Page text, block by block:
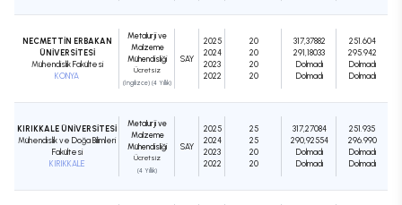
NECMETTİN ERBAKAN
ÜNİVERSİTESİ
Mühendislik Fakültesi
KONYA
Metalurji ve
Malzeme
Mühendisliği
Ücretsiz
(İngilizce) (4 Yıllık)
SAY
2025
2024
2023
2022
20
20
20
20
317,37882
291,18033
Dolmadı
Dolmadı
251.604
295.942
Dolmadı
Dolmadı
KIRIKKALE ÜNİVERSİTESİ
Mühendislik ve Doğa Bilimleri
Fakültesi
KIRIKKALE
Metalurji ve
Malzeme
Mühendisliği
Ücretsiz
(4 Yıllık)
SAY
2025
2024
2023
2022
25
25
20
20
317,27084
290,92554
Dolmadı
Dolmadı
251.935
296.990
Dolmadı
Dolmadı